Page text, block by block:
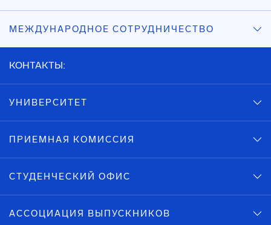
МЕЖДУНАРОДНОЕ СОТРУДНИЧЕСТВО
КОНТАКТЫ:
УНИВЕРСИТЕТ
ПРИЕМНАЯ КОМИССИЯ
СТУДЕНЧЕСКИЙ ОФИС
АССОЦИАЦИЯ ВЫПУСКНИКОВ